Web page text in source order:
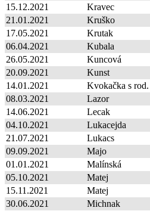
15.12.2021
Kravec
21.01.2021
Kruško
17.05.2021
Krutak
06.04.2021
Kubala
26.05.2021
Kuncová
20.09.2021
Kunst
14.01.2021
Kvokačka s rod.
08.03.2021
Lazor
14.06.2021
Lecak
04.10.2021
Lukacejda
21.07.2021
Lukacs
09.09.2021
Majo
01.01.2021
Malínská
05.10.2021
Matej
15.11.2021
Matej
30.06.2021
Michnak